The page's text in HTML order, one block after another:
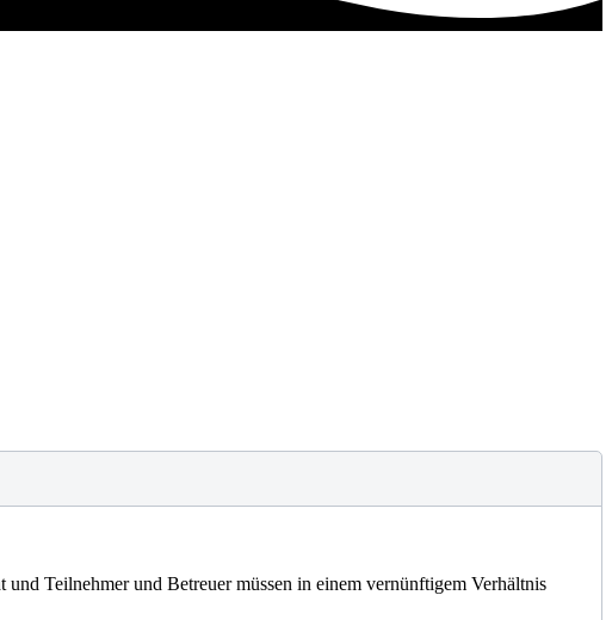
Teilnehmer und Betreuer müssen in einem vernünftigem Verhältnis